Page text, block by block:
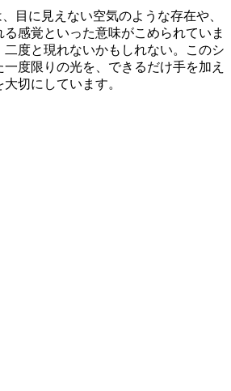
目に見えない空気のような存在や、
感覚といった意味がこめられていま
度と現れないかもしれない。このシ
度限りの光を、できるだけ手を加え
切にしています。